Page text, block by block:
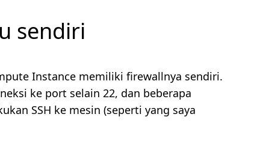
sendiri
Instance memiliki firewallnya sendiri.
ke port selain 22, dan beberapa
SSH ke mesin (seperti yang saya